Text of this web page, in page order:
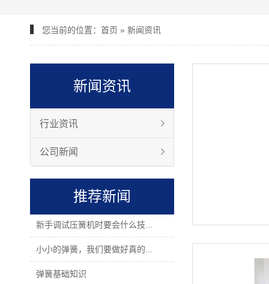
您当前的位置： 首页 » 新闻资讯
新闻资讯
行业资讯
公司新闻
推荐新闻
新手调试压簧机时要会什么技...
小小的弹簧，我们要做好真的...
弹簧基础知识